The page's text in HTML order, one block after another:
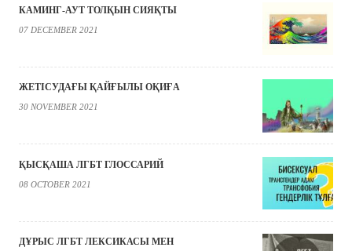
КАМИНГ-АУТ ТОЛҚЫН СИЯҚТЫ
07 DECEMBER 2021
ЖЕТІСУДАҒЫ ҚАЙҒЫЛЫ ОҚИҒА
30 NOVEMBER 2021
ҚЫСҚАША ЛГБТ ГЛОССАРИЙ
08 OCTOBER 2021
ДҰРЫС ЛГБТ ЛЕКСИКАСЫ МЕН